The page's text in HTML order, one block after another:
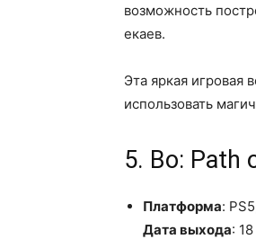
возможность
екаев.
Эта яркая игровая
использовать
5. Bo: Path
Платформа:
Дата выхода: